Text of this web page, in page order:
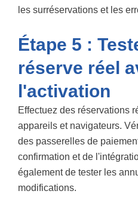
les surréservations et les
Étape 5 :
réserve réel
l'activation
Effectuez des réservations
appareils et navigateurs.
des passerelles de
confirmation et de
également de tester les
modifications.